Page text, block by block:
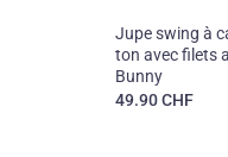
Jupe swing à
ton avec filets
Bunny
49.90CHF